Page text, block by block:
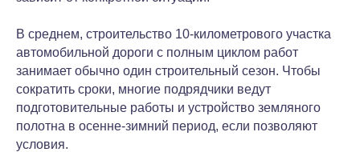
В среднем, строительство 10-километрового участка
автомобильной дороги с полным циклом работ
занимает обычно один строительный сезон. Чтобы
сократить сроки, многие подрядчики ведут
подготовительные работы и устройство земляного
полотна в осенне-зимний период, если позволяют
условия.
Топливно-энергетический комплекс
Нефтегазовый комплекс
Электроэнергетика
Теплоэнергетика
Энергетика. Премиум